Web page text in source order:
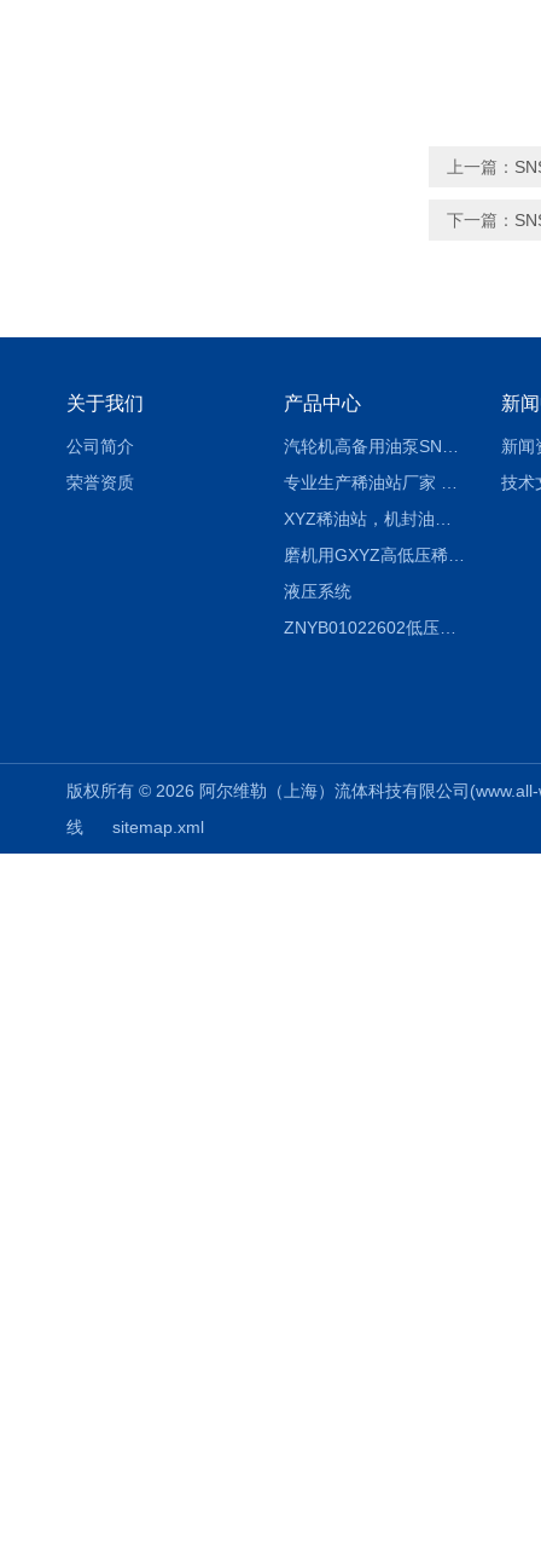
上一篇：
下一篇：
关于我们
公司简介
荣誉资质
产品中心
磨机用GXYZ高低压稀油站，静压油润滑系统
液压系统
ZNYB01022602低压螺杆泵
新
新闻
技术
版权所有 © 2026 阿尔维勒（上海）流体科技有限公司
线
sitemap.xml